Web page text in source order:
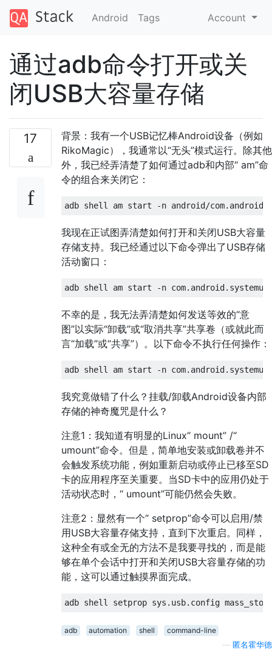
Android Tags Account
通过adb命令打开或关
闭USB大容量存储
17
背景：我有一个USB记忆棒Android设备（例如
RikoMagic），我通常以“无头”模式运行。除其他
外，我已经弄清楚了如何通过adb和内部“ am”命
令的组合来关闭它：
我现在正试图弄清楚如何打开和关闭USB大容量
存储支持。我已经通过以下命令弹出了USB存储
活动窗口：
不幸的是，我无法弄清楚如何发送等效的“意
图”以实际“卸载”或“取消共享”共享卷（或就此而
言“加载”或“共享”）。以下命令不执行任何操作：
我究竟做错了什么？挂载/卸载Android设备内部
存储的神奇魔咒是什么？
注意1：我知道有明显的Linux“ mount” /“
umount”命令。但是，简单地安装或卸载卷并不
会触发系统功能，例如重新启动或停止已移至SD
卡的应用程序至关重要。当SD卡中的应用仍处于
活动状态时，“ umount”可能仍然会失败。
注意2：显然有一个“ setprop”命令可以启用/禁
用USB大容量存储支持，直到下次重启。同样，
这种全有或全无的方法不是我要寻找的，而是能
够在单个会话中打开和关闭USB大容量存储的功
能，这可以通过触摸界面完成。
adb automation shell
command-line
匿名霍华德